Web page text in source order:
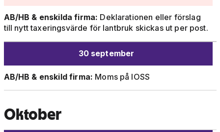
AB/HB & enskilda firma: Deklarationen eller förslag
till nytt taxeringsvärde för lantbruk skickas ut per post.
30 september
AB/HB & enskild firma: Moms på IOSS
Oktober